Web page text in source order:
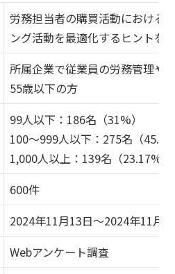
労務担当者の購買活動における
ング活動を最適化するヒントを
所属企業で従業員の労務管理や
55歳以下の方
99人以下：186名（31%）
100～999人以下：275名（
1,000人以上：139名（23.17%）
600件
2024年11月13日～2024年11月
Webアンケート調査